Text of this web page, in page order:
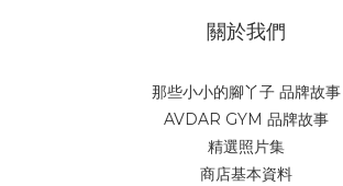
關於我們
那些小小的腳丫子 品牌故事
AVDAR GYM 品牌故事
精選照片集
商店基本資料